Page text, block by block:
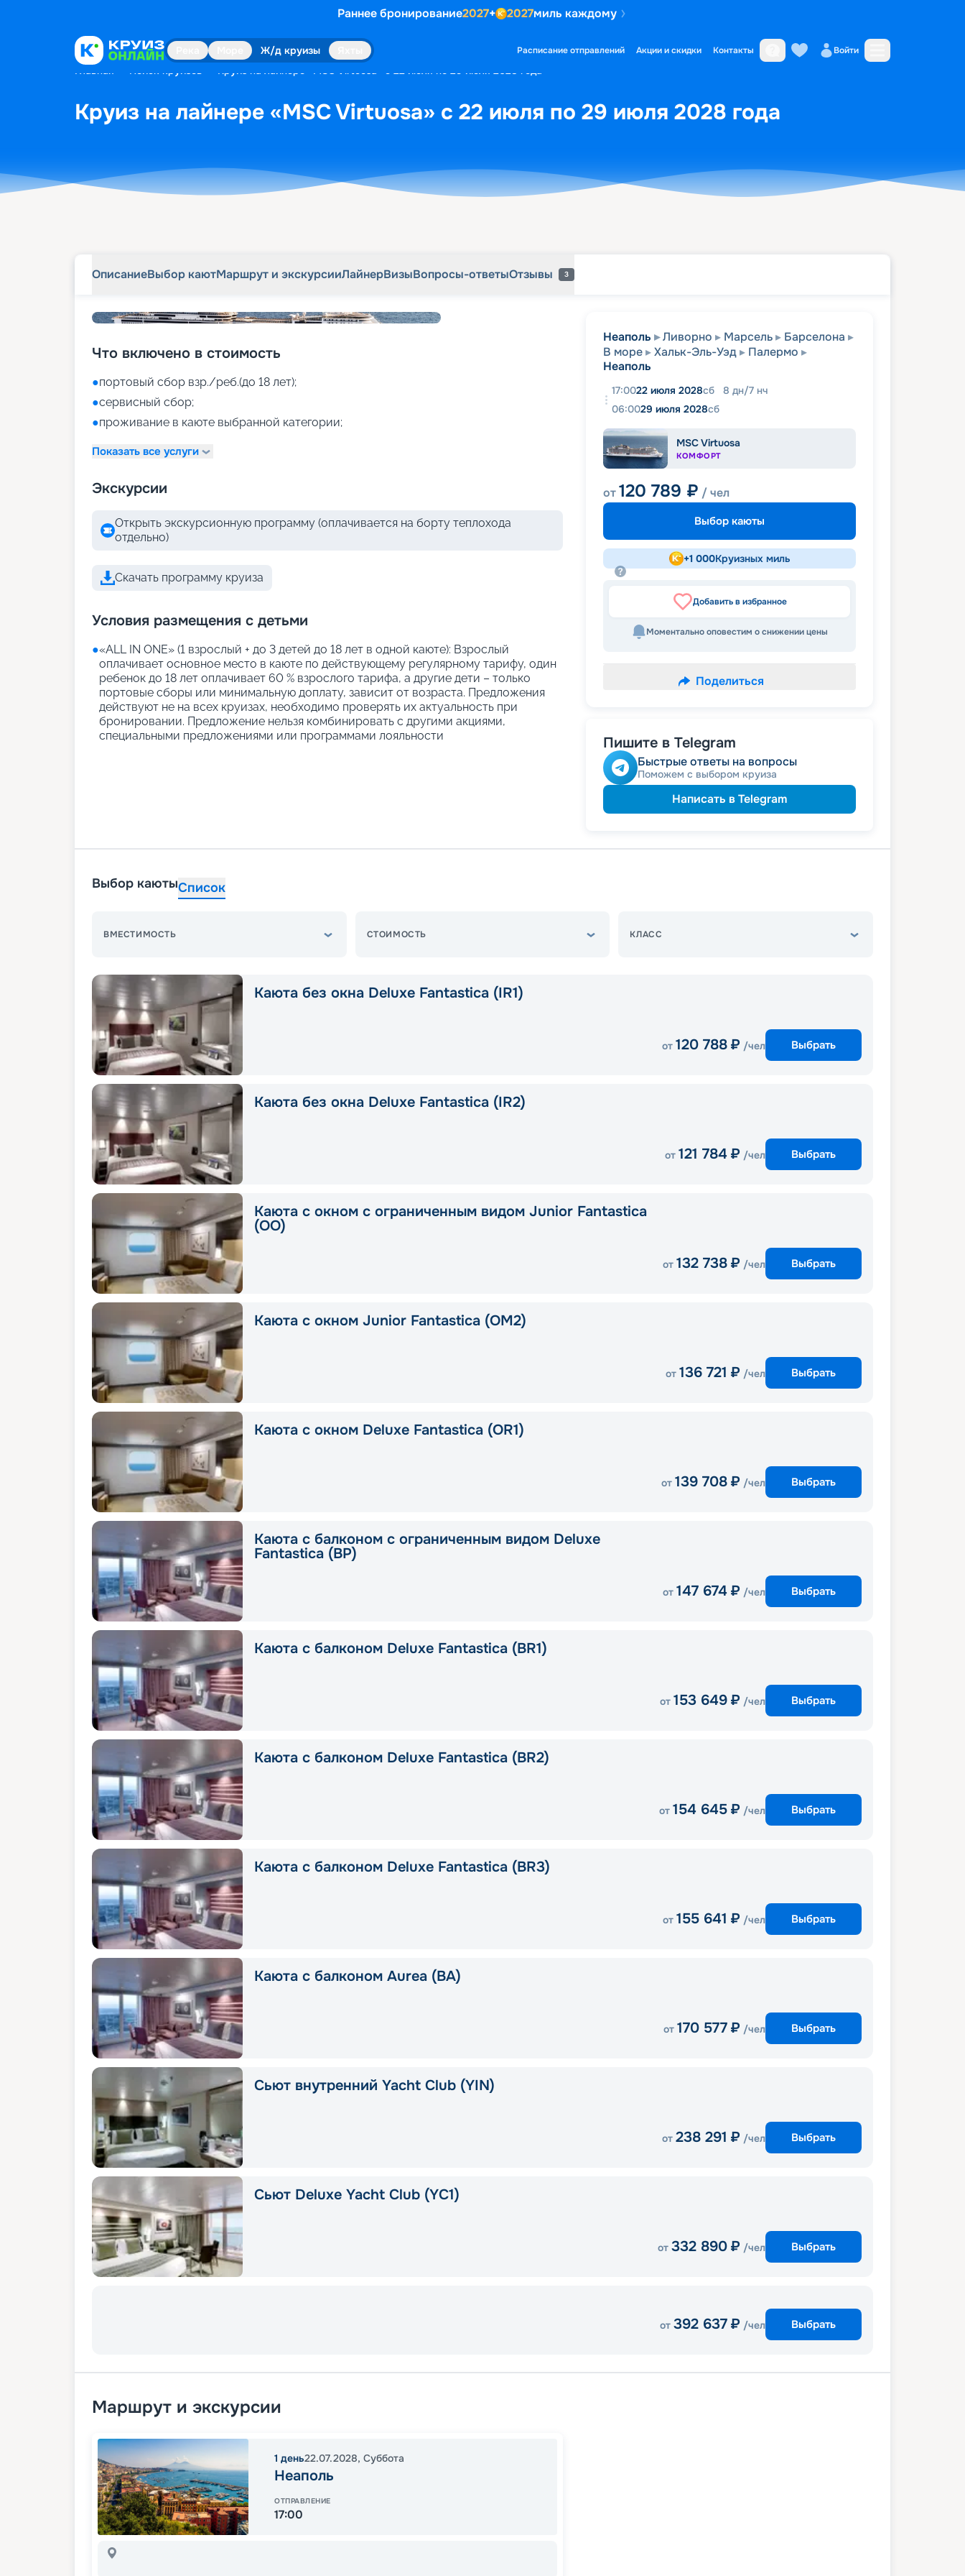
Раннее бронирование2027+ 2027миль каждому
Ж/д круизы Расписание отправлений Акции и скидки Контакты Войти
Главная Поиск круизов Круиз на лайнере «MSC Virtuosa» с 22 июля по 29 июля 2028 года
Круиз на лайнере «MSC Virtuosa» с 22 июля по 29 июля 2028 года
ОписаниеВыбор каютМаршрут и экскурсииЛайнерВизыВопросы-ответыОтзывы 3
Что включено в стоимость
●портовый сбор взр./реб.(до 18 лет);
●сервисный сбор;
●проживание в каюте выбранной категории;
Показать все услуги
Экскурсии
Открыть экскурсионную программу (оплачивается на борту теплохода
отдельно)
Скачать программу круиза
Условия размещения с детьми
●«АLL IN ONE» (1 взрослый + до 3 детей до 18 лет в одной каюте): Взрослый
оплачивает основное место в каюте по действующему регулярному тарифу, один
ребенок до 18 лет оплачивает 60 % взрослого тарифа, а другие дети – только
портовые сборы или минимальную доплату, зависит от возраста. Предложения
действуют не на всех круизах, необходимо проверять их актуальность при
бронировании. Предложение нельзя комбинировать с другими акциями,
специальными предложениями или программами лояльности
Неаполь Ливорно Марсель
Барселона
В море
Хальк-Эль-Уэд
Палермо
Неаполь
17:0022 июля 2028сб 8 дн/7 нч
06:0029 июля 2028сб
MSC Virtuosa
КОМФОРТ
от120 789 ₽ / чел
Выбор каюты
+1 000Круизных миль
Добавить в избранное
Моментально оповестим о снижении цены
Поделиться
Пишите в Telegram
Быстрые ответы на вопросы
Поможем с выбором круиза
Написать в Telegram
Выбор каютыСписок
ВМЕСТИМОСТЬ СТОИМОСТЬ КЛАСС
Каюта без окна Deluxe Fantastica (IR1)
от 120 788 ₽ /чел Выбрать
Каюта без окна Deluxe Fantastica (IR2)
от 121 784 ₽ /чел Выбрать
Каюта с окном с ограниченным видом Junior Fantastica
(OO)
от 132 738 ₽ /чел Выбрать
Каюта с окном Junior Fantastica (OM2)
от 136 721 ₽ /чел Выбрать
Каюта с окном Deluxe Fantastica (OR1)
от 139 708 ₽ /чел Выбрать
Каюта с балконом с ограниченным видом Deluxe
Fantastica (BP)
от 147 674 ₽ /чел Выбрать
Каюта с балконом Deluxe Fantastica (BR1)
от 153 649 ₽ /чел Выбрать
Каюта с балконом Deluxe Fantastica (BR2)
от 154 645 ₽ /чел Выбрать
Каюта с балконом Deluxe Fantastica (BR3)
от 155 641 ₽ /чел Выбрать
Каюта с балконом Aurea (BA)
от 170 577 ₽ /чел Выбрать
Сьют внутренний Yacht Club (YIN)
от 238 291 ₽ /чел Выбрать
Сьют Deluxe Yacht Club (YC1)
от 332 890 ₽ /чел Выбрать
от 392 637 ₽ /чел Выбрать
Маршрут и экскурсии
1 день22.07.2028, Суббота
Неаполь
ОТПРАВЛЕНИЕ
17:00